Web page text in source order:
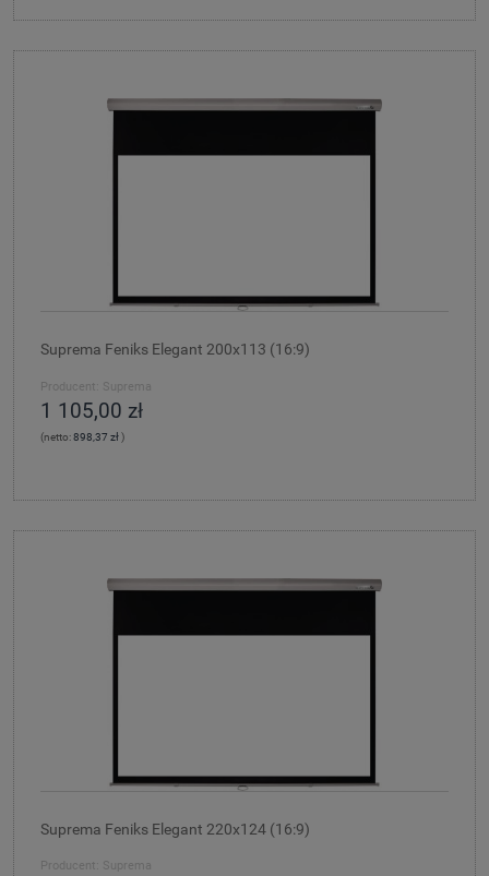
Suprema Feniks Elegant 200x113 (16:9)
Producent: Suprema
1 105,00 zł
(netto:898,37 zł)
Suprema Feniks Elegant 220x124 (16:9)
Producent: Suprema